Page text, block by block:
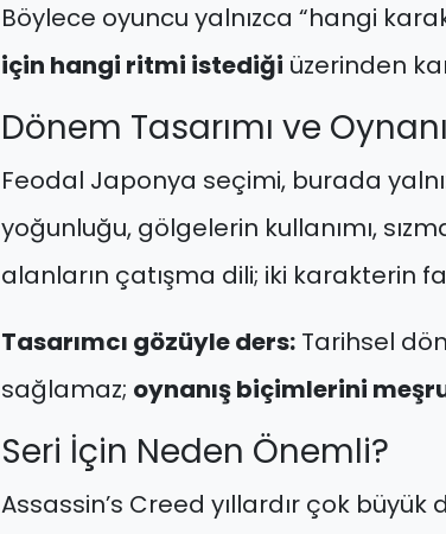
Böylece oyuncu yalnızca “hangi
için hangi ritmi istediği üzerinden
Dönem Tasarımı ve
Feodal Japonya seçimi, burada
yoğunluğu, gölgelerin kullanımı,
alanların çatışma dili; iki karakterin
Tasarımcı gözüyle ders:Tarihsel
sağlamaz; oynanış biçimlerini
Seri İçin Neden Önemli?
Assassin’s Creed yıllardır çok